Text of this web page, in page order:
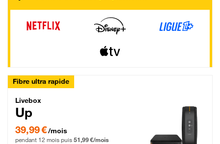
Fibre ultra rapide
Livebox Up Fibre
Livebox
Up
39,99 € par mois pendant 12 mois puis 51,99 € par mois, Engagement 12 mois
39,99 €/mois
pendant 12 mois puis 51,99 €/mois